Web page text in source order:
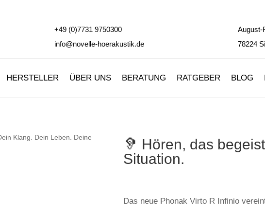
+49 (0)7731 9750300
info@novelle-hoerakustik.de
August-
78224
HERSTELLER ÜBER UNS BERATUNG RATGEBER BLOG
🦻 Hören, das
Situation.
Das neue Phonak Virto R Infinio